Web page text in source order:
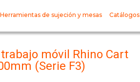
Herramientas de sujeción y mesas Catálogos
móvil Rhino Cart
(Serie F3)